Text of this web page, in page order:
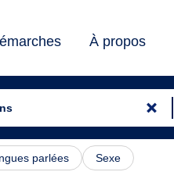
À propos
parlées Sexe